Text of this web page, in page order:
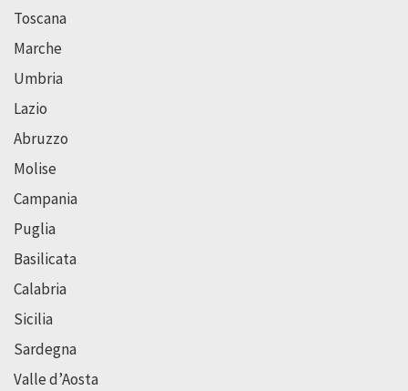
Toscana
Marche
Umbria
Lazio
Abruzzo
Molise
Campania
Puglia
Basilicata
Calabria
Sicilia
Sardegna
Valle d’Aosta